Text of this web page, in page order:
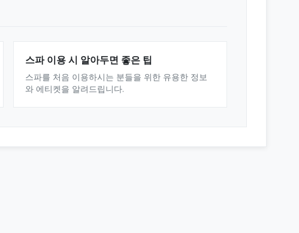
스파 이용 시 알아두면 좋은 팁
스파를 처음 이용하시는 분들을 위한 유용한 정보
와 에티켓을 알려드립니다.